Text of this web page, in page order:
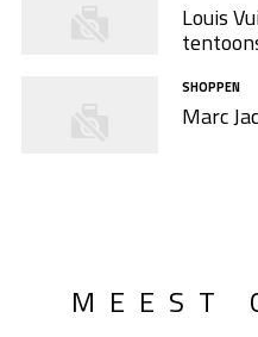
Louis
SHOPPEN
Marc
MEEST